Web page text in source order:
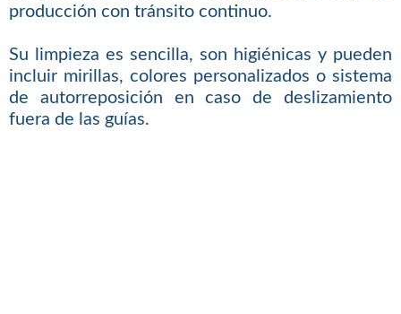
producción con tránsito continuo.
Su limpieza es sencilla, son higiénicas y pueden
incluir mirillas, colores personalizados o sistema
de autorreposición en caso de deslizamiento
fuera de las guías.